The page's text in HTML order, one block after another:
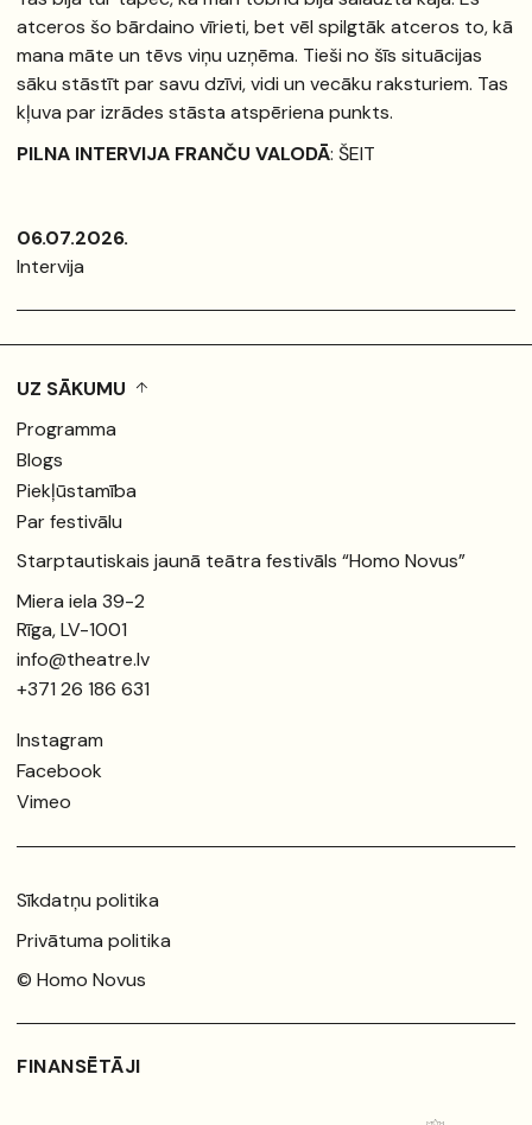
atceros šo bārdaino vīrieti, bet vēl spilgtāk atceros to, kā
mana māte un tēvs viņu uzņēma. Tieši no šīs situācijas
sāku stāstīt par savu dzīvi, vidi un vecāku raksturiem. Tas
kļuva par izrādes stāsta atspēriena punkts.
PILNA INTERVIJA FRANČU VALODĀ: ŠEIT
06.07.2026.
Intervija
UZ SĀKUMU
Programma
Blogs
Piekļūstamība
Par festivālu
Starptautiskais jaunā teātra festivāls “Homo Novus”
Miera iela 39-2
Rīga, LV-1001
info@theatre.lv
+371 26 186 631
Instagram
Facebook
Vimeo
Sīkdatņu politika
Privātuma politika
© Homo Novus
FINANSĒTĀJI